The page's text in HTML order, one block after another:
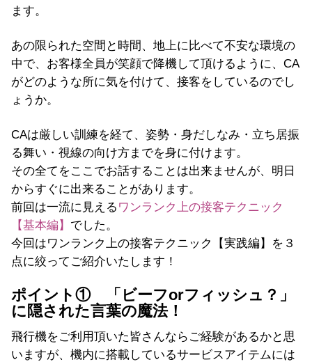
ます。
あの限られた空間と時間、地上に比べて不安な環境の
中で、お客様全員が笑顔で降機して頂けるように、CA
がどのような所に気を付けて、接客をしているのでし
ょうか。
CAは厳しい訓練を経て、姿勢・身だしなみ・立ち居振
る舞い・視線の向け方までを身に付けます。
その全てをここでお話することは出来ませんが、明日
からすぐに出来ることがあります。
前回は一流に見える ワンランク上の接客テクニック
【基本編】 でした。
今回はワンランク上の接客テクニック【実践編】を３
点に絞ってご紹介いたします！
ポイント① 「ビーフorフィッシュ？」
に隠された言葉の魔法！
飛行機をご利用頂いた皆さんならご経験があるかと思
いますが、機内に搭載しているサービスアイテムには